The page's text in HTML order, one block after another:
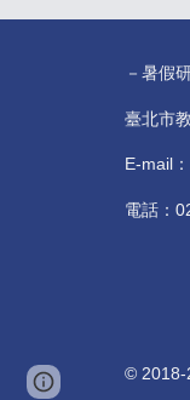
－暑假
臺北市
E-mail
電話：
© 2018-